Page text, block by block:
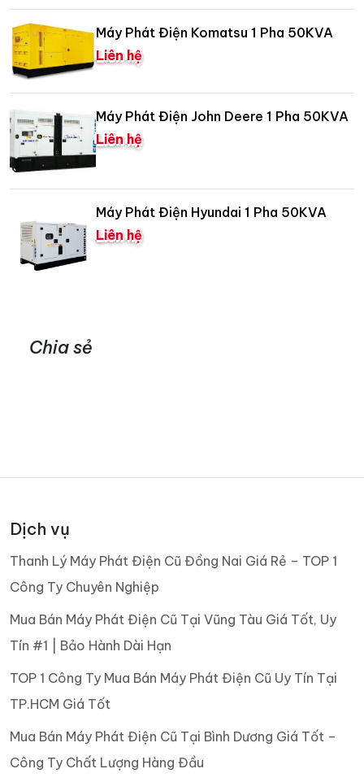
Máy Phát Điện Komatsu 1 Pha 50KVA
Liên hệ
Máy Phát Điện John Deere 1 Pha 50KVA
Liên hệ
Máy Phát Điện Hyundai 1 Pha 50KVA
Liên hệ
Chia sẻ
Dịch vụ
Thanh Lý Máy Phát Điện Cũ Đồng Nai Giá Rẻ – TOP 1
Công Ty Chuyên Nghiệp
Mua Bán Máy Phát Điện Cũ Tại Vũng Tàu Giá Tốt, Uy
Tín #1 | Bảo Hành Dài Hạn
TOP 1 Công Ty Mua Bán Máy Phát Điện Cũ Uy Tín Tại
TP.HCM Giá Tốt
Mua Bán Máy Phát Điện Cũ Tại Bình Dương Giá Tốt –
Công Ty Chất Lượng Hàng Đầu